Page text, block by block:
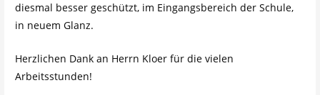
diesmal besser geschützt, im Eingangsbereich der Schule,
in neuem Glanz.
Herzlichen Dank an Herrn Kloer für die vielen
Arbeitsstunden!